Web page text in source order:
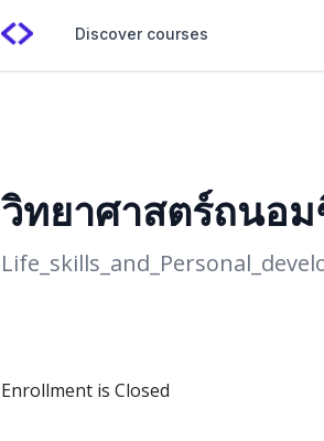
Discover courses
วิทยาศาสตร์ถนอ
Enrollment is Closed